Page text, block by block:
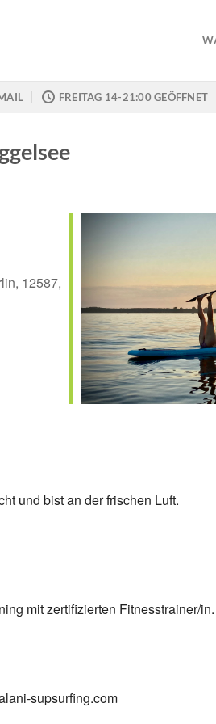
FREITAG 14-21:00 GEÖFFNET
Office
12587,
und bist an der frischen Luft.
mit zertifizierten Fitnesstrainer/
supsurfing.com